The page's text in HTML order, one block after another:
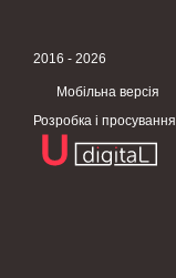
2016 - 2026
Мобільна версія
Розробка і просування